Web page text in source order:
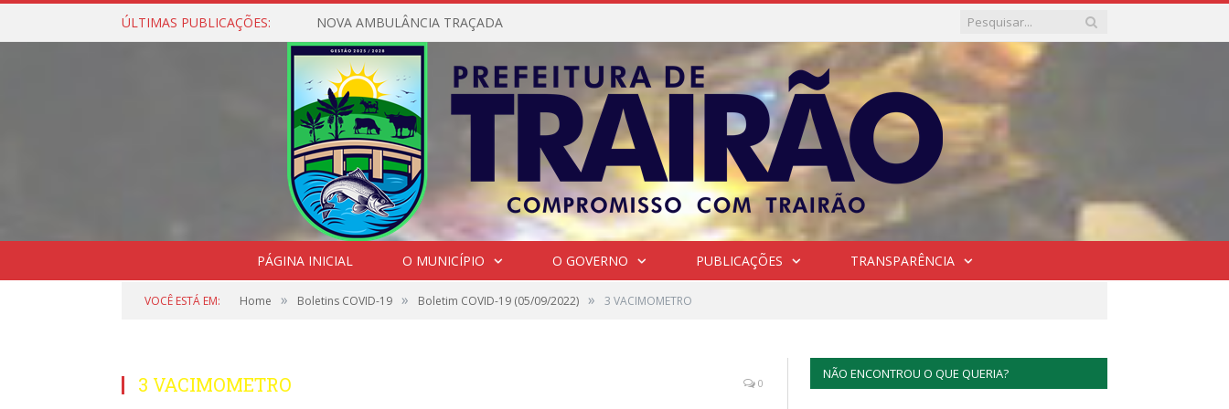
ÚLTIMAS PUBLICAÇÕES: NOVA AMBULÂNCIA TRAÇADA
PÁGINA INICIAL O MUNICÍPIO O GOVERNO PUBLICAÇÕES TRANSPARÊNCIA
VOCÊ ESTÁ EM: Home » Boletins COVID-19 » Boletim COVID-19 (05/09/2022) » 3 VACIMOMETRO
3 VACIMOMETRO 0
NÃO ENCONTROU O QUE QUERIA?